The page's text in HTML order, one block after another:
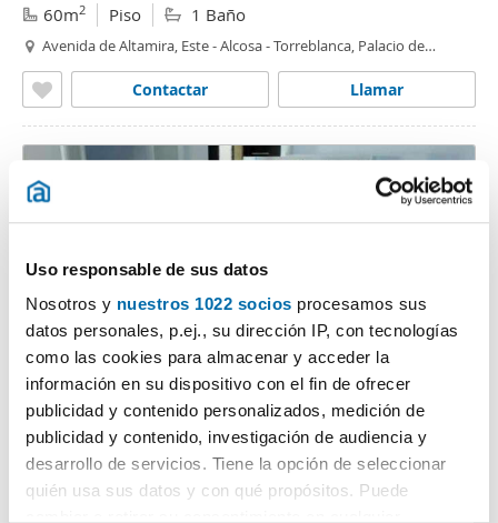
Uso responsable de sus datos
Nosotros y nuestros 1022 socios procesamos sus
datos personales, p.ej., su dirección IP, con tecnologías
como las cookies para almacenar y acceder la
información en su dispositivo con el fin de ofrecer
publicidad y contenido personalizados, medición de
publicidad y contenido, investigación de audiencia y
desarrollo de servicios. Tiene la opción de seleccionar
quién usa sus datos y con qué propósitos. Puede
60m2 Piso 1 Baño
Avenida de Altamira, Este - Alcosa - Torreblanca, Palacio de
Llamar
Contactar
1.030€
2 1 Baño
Calle Castillo de Cortegana, Sur, Bami, Sevilla
PREMIUM